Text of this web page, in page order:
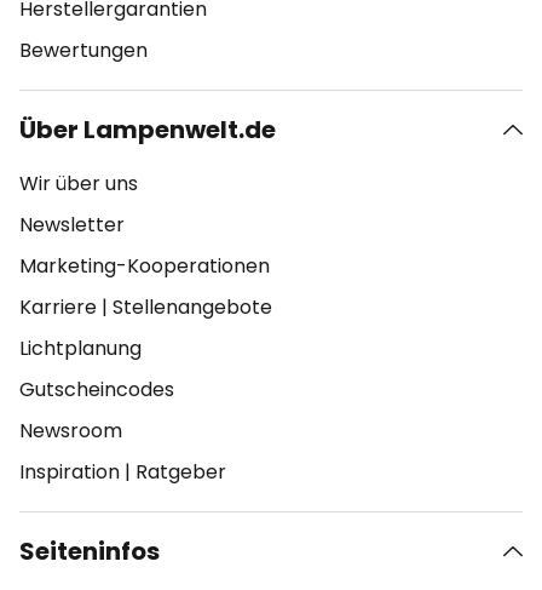
Herstellergarantien
Bewertungen
Über Lampenwelt.de
Wir über uns
Newsletter
Marketing-Kooperationen
Karriere | Stellenangebote
Lichtplanung
Gutscheincodes
Newsroom
Inspiration | Ratgeber
Seiteninfos